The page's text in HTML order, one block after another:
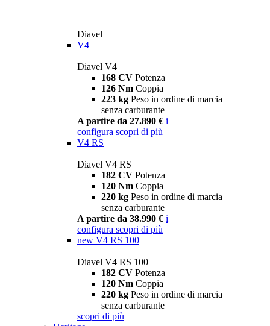
Diavel
V4
Diavel V4
168 CV Potenza
126 Nm Coppia
223 kg Peso in ordine di marcia
senza carburante
A partire da 27.890 € i
configura scopri di più
V4 RS
Diavel V4 RS
182 CV Potenza
120 Nm Coppia
220 kg Peso in ordine di marcia
senza carburante
A partire da 38.990 € i
configura scopri di più
new V4 RS 100
Diavel V4 RS 100
182 CV Potenza
120 Nm Coppia
220 kg Peso in ordine di marcia
senza carburante
scopri di più